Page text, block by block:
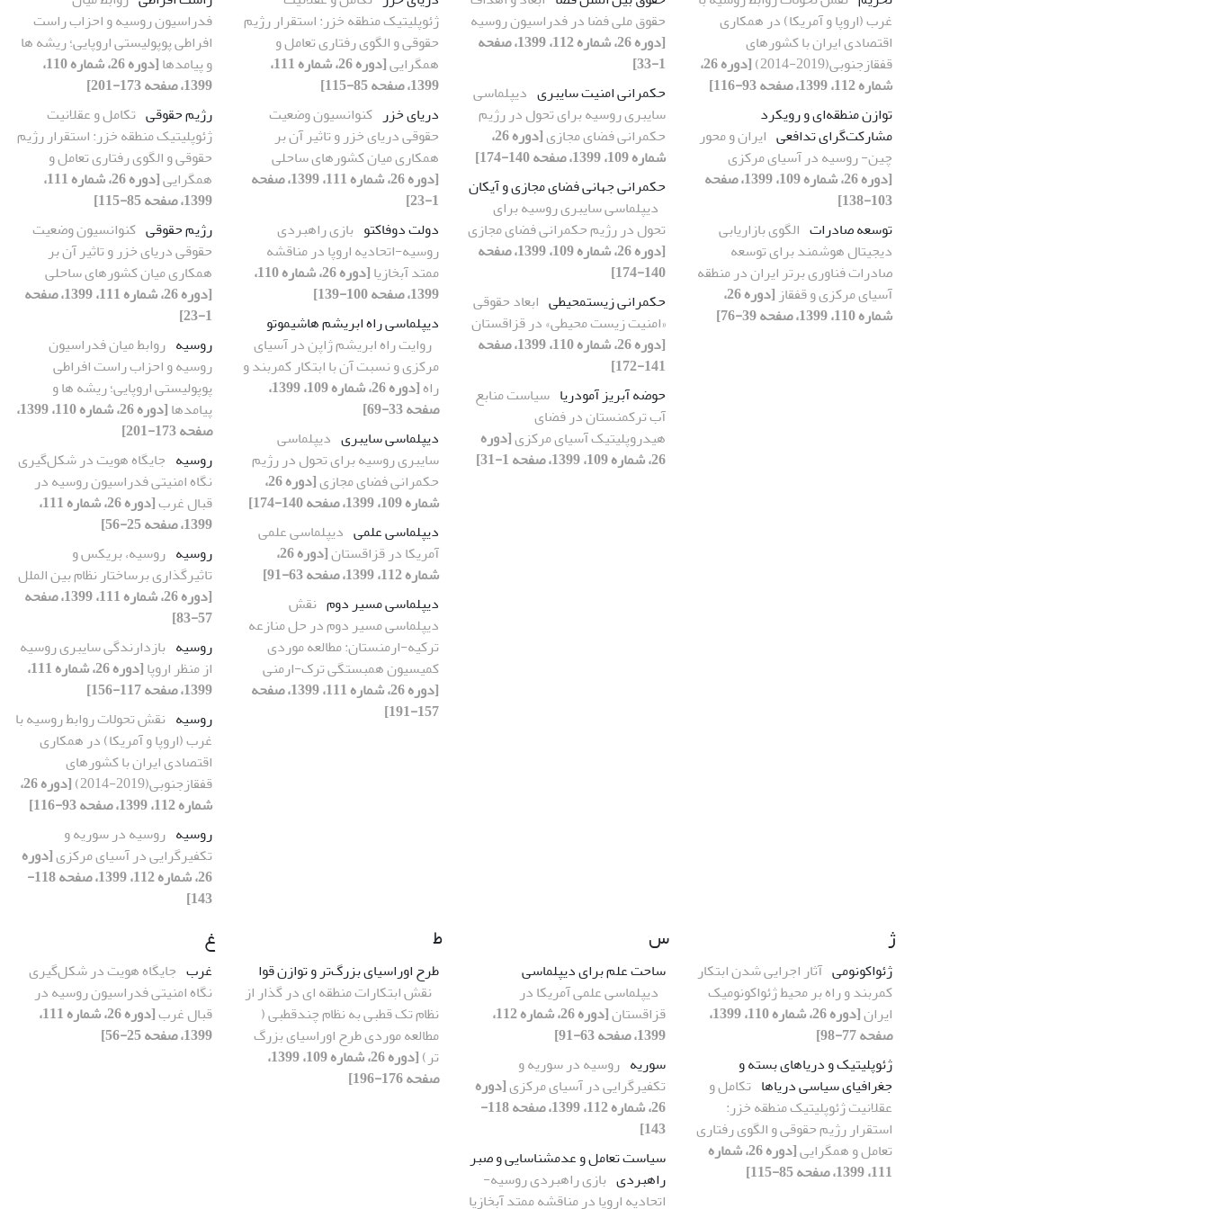
غرب (اروپا و آمریکا) در همکاری
اقتصادی ایران با کشورهای
قفقازجنوبی(2019-2014)
[دوره 26،
شماره 112، 1399، صفحه 93-116]
توازن منطقه‌ای و رویکرد
مشارکت‌گرای تدافعی ایران و محور
چین- روسیه در آسیای مرکزی
[دوره 26، شماره 109، 1399، صفحه
103-138]
توسعه صادرات الگوی بازاریابی
دیجیتال هوشمند برای توسعه
صادرات فناوری برتر ایران در منطقه
آسیای مرکزی و قفقاز
[دوره 26،
شماره 110، 1399، صفحه 39-76]
حقوق ملی فضا در فدراسیون روسیه
[دوره 26، شماره 112، 1399، صفحه
1-33]
حکمرانی امنیت سایبری دیپلماسی
سایبری روسیه برای تحول در رژیم
حکمرانی فضای مجازی
[دوره 26،
شماره 109، 1399، صفحه 140-174]
حکمرانی جهانی فضای مجازی و آیکان
دیپلماسی سایبری روسیه برای
تحول در رژیم حکمرانی فضای مجازی
[دوره 26، شماره 109، 1399، صفحه
140-174]
حکمرانی زیست‏محیطی ابعاد حقوقی
«امنیت زیست ‏محیطی» در قزاقستان
[دوره 26، شماره 110، 1399، صفحه
141-172]
حوضه آبریز آمودریا سیاست منابع
آب ترکمنستان در فضای
هیدروپلیتیک آسیای مرکزی[دوره
26، شماره 109، 1399، صفحه 1-31]
ژئوپلیتیک منطقه خزر: استقرار رژیم
حقوقی و الگوی رفتاری تعامل و
همگرایی
[دوره 26، شماره 111،
1399، صفحه 85-115]
دریای خزر کنوانسیون وضعیت
حقوقی دریای خزر و تاثیر آن بر
همکاری میان کشورهای ساحلی
[دوره 26، شماره 111، 1399، صفحه
1-23]
دولت دوفاکتو بازی راهبردی
روسیه-اتحادیه اروپا در مناقشه
ممتد آبخازیا
[دوره 26، شماره 110،
1399، صفحه 100-139]
دیپلماسی راه ابریشم هاشیموتو
روایت راه ابریشم ژاپن در آسیای
مرکزی و نسبت آن با ابتکار کمربند و
راه
[دوره 26، شماره 109، 1399،
صفحه 33-69]
دیپلماسی سایبری دیپلماسی
سایبری روسیه برای تحول در رژیم
حکمرانی فضای مجازی
[دوره 26،
شماره 109، 1399، صفحه 140-174]
دیپلماسی علمی دیپلماسی علمی
آمریکا در قزاقستان
[دوره 26،
شماره 112، 1399، صفحه 63-91]
دیپلماسی مسیر دوم نقش
دیپلماسی مسیر دوم در حل منازعه
ترکیه-ارمنستان: مطالعه موردی
کمیسیون همبستگی ترک-ارمنی
[دوره 26، شماره 111، 1399، صفحه
157-191]
فدراسیون روسیه و احزاب راست
افراطی پوپولیستی اروپایی؛ ریشه ها
و پیامدها
[دوره 26، شماره 110،
1399، صفحه 173-201]
رژیم حقوقی تکامل و عقلانیت
ژئوپلیتیک منطقه خزر: استقرار رژیم
حقوقی و الگوی رفتاری تعامل و
همگرایی
[دوره 26، شماره 111،
1399، صفحه 85-115]
رژیم حقوقی کنوانسیون وضعیت
حقوقی دریای خزر و تاثیر آن بر
همکاری میان کشورهای ساحلی
[دوره 26، شماره 111، 1399، صفحه
1-23]
روسیه روابط میان فدراسیون
روسیه و احزاب راست افراطی
پوپولیستی اروپایی؛ ریشه ها و
پیامدها
[دوره 26، شماره 110، 1399،
صفحه 173-201]
روسیه جایگاه هویت در شکل‌گیری
نگاه امنیتی فدراسیون روسیه در
قبال غرب
[دوره 26، شماره 111،
1399، صفحه 25-56]
روسیه روسیه، بریکس و
تاثیرگذاری برساختار نظام بین الملل
[دوره 26، شماره 111، 1399، صفحه
57-83]
روسیه بازدارندگی سایبری روسیه
از منظر اروپا
[دوره 26، شماره 111،
1399، صفحه 117-156]
روسیه نقش تحولات روابط روسیه با
غرب (اروپا و آمریکا) در همکاری
اقتصادی ایران با کشورهای
قفقازجنوبی(2019-2014)
[دوره 26،
شماره 112، 1399، صفحه 93-116]
روسیه روسیه در سوریه و
تکفیرگرایی در آسیای مرکزی[دوره
26، شماره 112، 1399، صفحه 118-
143]
ژ
ژئواکونومی آثار اجرایی شدن ابتکار
کمربند و راه بر محیط ژئواکونومیک
ایران
[دوره 26، شماره 110، 1399،
صفحه 77-98]
ژئوپلیتیک و دریاهای بسته و
جغرافیای سیاسی دریاها تکامل و
عقلانیت ژئوپلیتیک منطقه خزر:
استقرار رژیم حقوقی و الگوی رفتاری
تعامل و همگرایی
[دوره 26، شماره
111، 1399، صفحه 85-115]
س
ساحت علم برای دیپلماسی
دیپلماسی علمی آمریکا در
قزاقستان
[دوره 26، شماره 112،
1399، صفحه 63-91]
سوریه روسیه در سوریه و
تکفیرگرایی در آسیای مرکزی[دوره
26، شماره 112، 1399، صفحه 118-
143]
سیاست تعامل و عدم‏شناسایی و صبر
راهبردی بازی راهبردی روسیه-
اتحادیه اروپا در مناقشه ممتد آبخازیا
ط
طرح اوراسیای بزرگ‌تر و توازن قوا
نقش ابتکارات منطقه ای در گذار از
نظام تک ‌قطبی به نظام چندقطبی (
مطالعه موردی طرح اوراسیای بزرگ
تر)
[دوره 26، شماره 109، 1399،
صفحه 176-196]
غ
غرب جایگاه هویت در شکل‌گیری
نگاه امنیتی فدراسیون روسیه در
قبال غرب
[دوره 26، شماره 111،
1399، صفحه 25-56]